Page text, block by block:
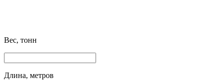
Вес, тонн
Длина, метров